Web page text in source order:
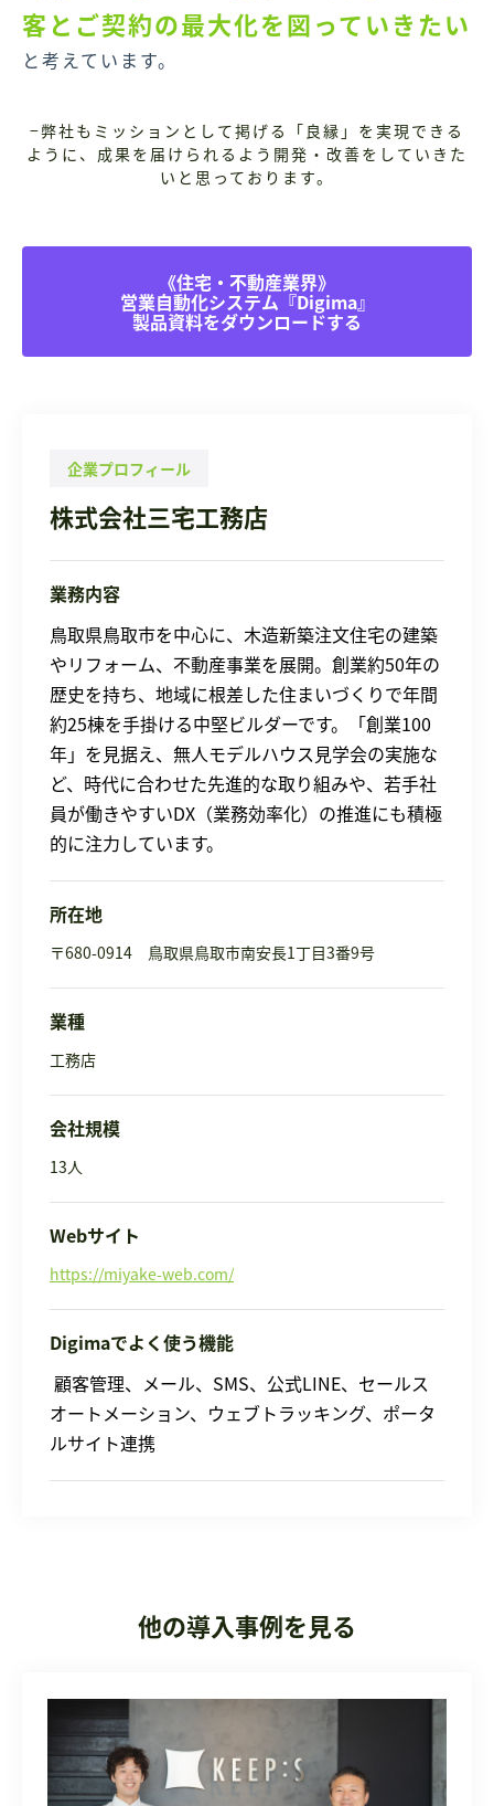
客とご契約の最大化を図っていきたい
と考えています。
−弊社もミッションとして掲げる「良縁」を実現できる
ように、成果を届けられるよう開発・改善をしていきた
いと思っております。
《住宅・不動産業界》
営業自動化システム『Digima』
製品資料をダウンロードする
企業プロフィール
株式会社三宅工務店
業務内容
鳥取県鳥取市を中心に、木造新築注文住宅の建築
やリフォーム、不動産事業を展開。創業約50年の
歴史を持ち、地域に根差した住まいづくりで年間
約25棟を手掛ける中堅ビルダーです。「創業100
年」を見据え、無人モデルハウス見学会の実施な
ど、時代に合わせた先進的な取り組みや、若手社
員が働きやすいDX（業務効率化）の推進にも積極
的に注力しています。
所在地
〒680-0914 鳥取県鳥取市南安長1丁目3番9号
業種
工務店
会社規模
13人
Webサイト
https://miyake-web.com/
Digimaでよく使う機能
顧客管理、メール、SMS、公式LINE、セールス
オートメーション、ウェブトラッキング、ポータ
ルサイト連携
他の導入事例を見る